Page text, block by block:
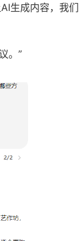
生成内容，我们
。”